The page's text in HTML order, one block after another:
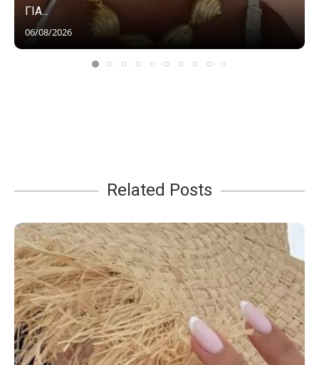
ΓΙΑ...
06/08/2026
Related Posts